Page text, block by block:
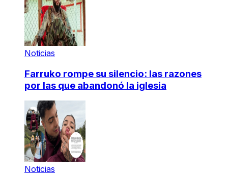
Noticias
Farruko rompe su silencio: las razones
por las que abandonó la iglesia
Noticias